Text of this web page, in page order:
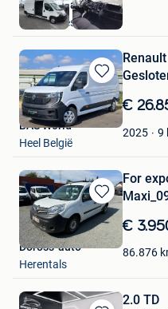
Sneyers Hans
Linter-Drieslinter
Bewaren
in
Mijn
Favorieten
€
2025 9
BAS World
Heel België
Bewaren
in
Mijn
Favorieten
For
€
86.876
Doross-auto
Herentals
2.0 TD